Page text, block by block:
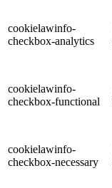
cookielawinfo-
checkbox-analytics
cookielawinfo-
checkbox-functional
cookielawinfo-
checkbox-necessary